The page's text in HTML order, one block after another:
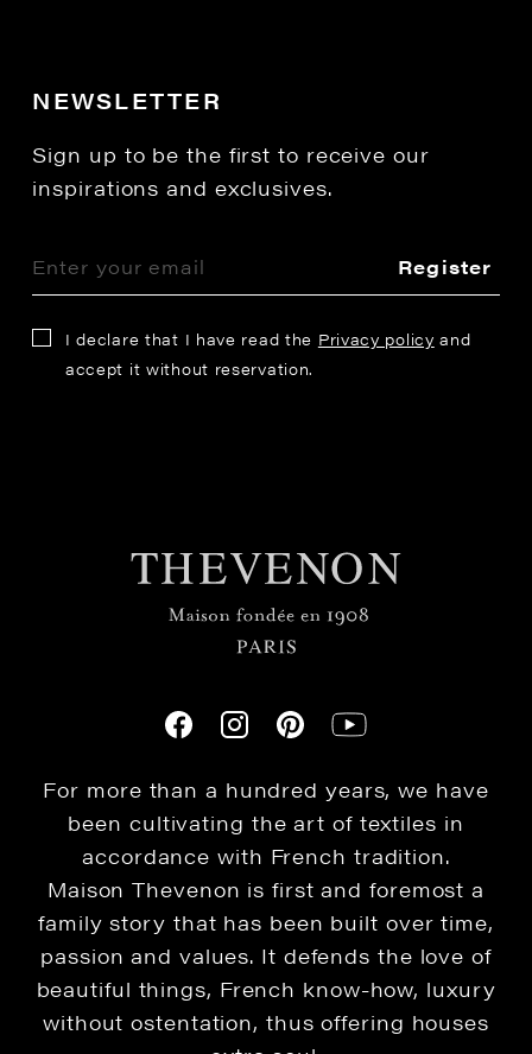
NEWSLETTER
Sign up to be the first to receive our
inspirations and exclusives.
Register
I declare that I have read the Privacy policy and
accept it without reservation.
For more than a hundred years, we have
been cultivating the art of textiles in
accordance with French tradition.
Maison Thevenon is first and foremost a
family story that has been built over time,
passion and values. It defends the love of
beautiful things, French know-how, luxury
without ostentation, thus offering houses